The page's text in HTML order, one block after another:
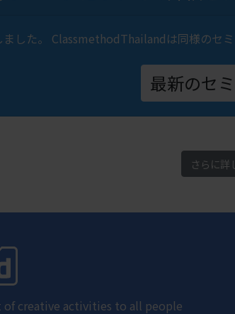
した。 ClassmethodThailandは同様のセ
最新のセ
さらに詳
creative activities to all people